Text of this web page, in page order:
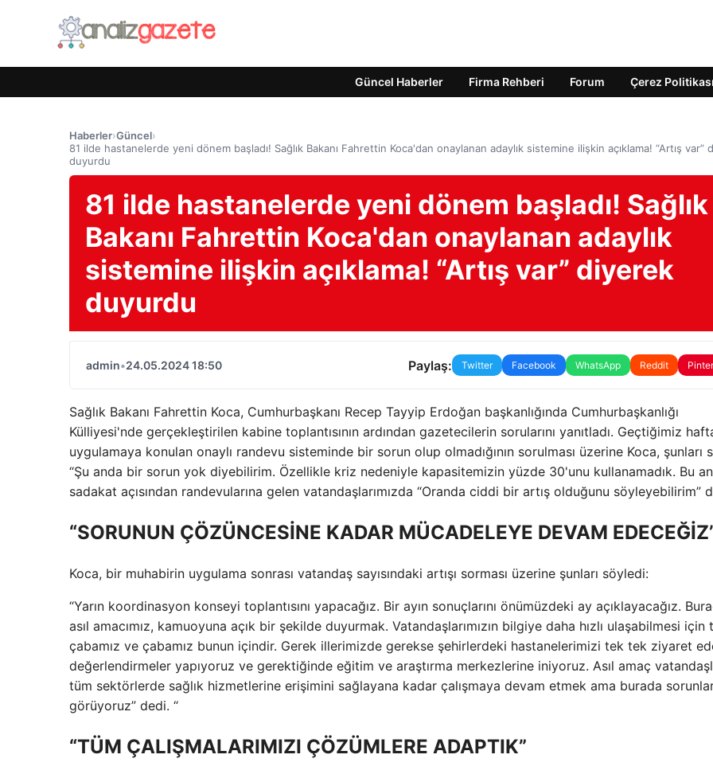
Güncel Haberler Firma Rehberi Forum Çerez Politikası
Haberler›Güncel›
81 ilde hastanelerde yeni dönem başladı! Sağlık Bakanı Fahrettin Koca'dan onaylanan adaylık sistemine ilişkin açıklama! “Artış var”
duyurdu
81 ilde hastanelerde yeni dönem başladı! Sağlık
Bakanı Fahrettin Koca'dan onaylanan adaylık
sistemine ilişkin açıklama! “Artış var” diyerek
duyurdu
admin•24.05.2024 18:50 Paylaş: Twitter Facebook WhatsApp Reddit
Sağlık Bakanı Fahrettin Koca, Cumhurbaşkanı Recep Tayyip Erdoğan başkanlığında Cumhurbaşkanlığı
Külliyesi'nde gerçekleştirilen kabine toplantısının ardından gazetecilerin sorularını yanıtladı. Geçtiğimiz
uygulamaya konulan onaylı randevu sisteminde bir sorun olup olmadığının sorulması üzerine Koca, şunları
“Şu anda bir sorun yok diyebilirim. Özellikle kriz nedeniyle kapasitemizin yüzde 30'unu kullanamadık. Bu
sadakat açısından randevularına gelen vatandaşlarımızda “Oranda ciddi bir artış olduğunu söyleyebilirim”
“SORUNUN ÇÖZÜNCESİNE KADAR MÜCADELEYE DEVAM
Koca, bir muhabirin uygulama sonrası vatandaş sayısındaki artışı sorması üzerine şunları söyledi:
“Yarın koordinasyon konseyi toplantısını yapacağız. Bir ayın sonuçlarını önümüzdeki ay açıklayacağız.
asıl amacımız, kamuoyuna açık bir şekilde duyurmak. Vatandaşlarımızın bilgiye daha hızlı ulaşabilmesi için
çabamız ve çabamız bunun içindir. Gerek illerimizde gerekse şehirlerdeki hastanelerimizi tek tek ziyaret
değerlendirmeler yapıyoruz ve gerektiğinde eğitim ve araştırma merkezlerine iniyoruz. Asıl amaç
tüm sektörlerde sağlık hizmetlerine erişimini sağlayana kadar çalışmaya devam etmek ama burada
görüyoruz” dedi. “
“TÜM ÇALIŞMALARIMIZI ÇÖZÜMLERE ADAPTIK”